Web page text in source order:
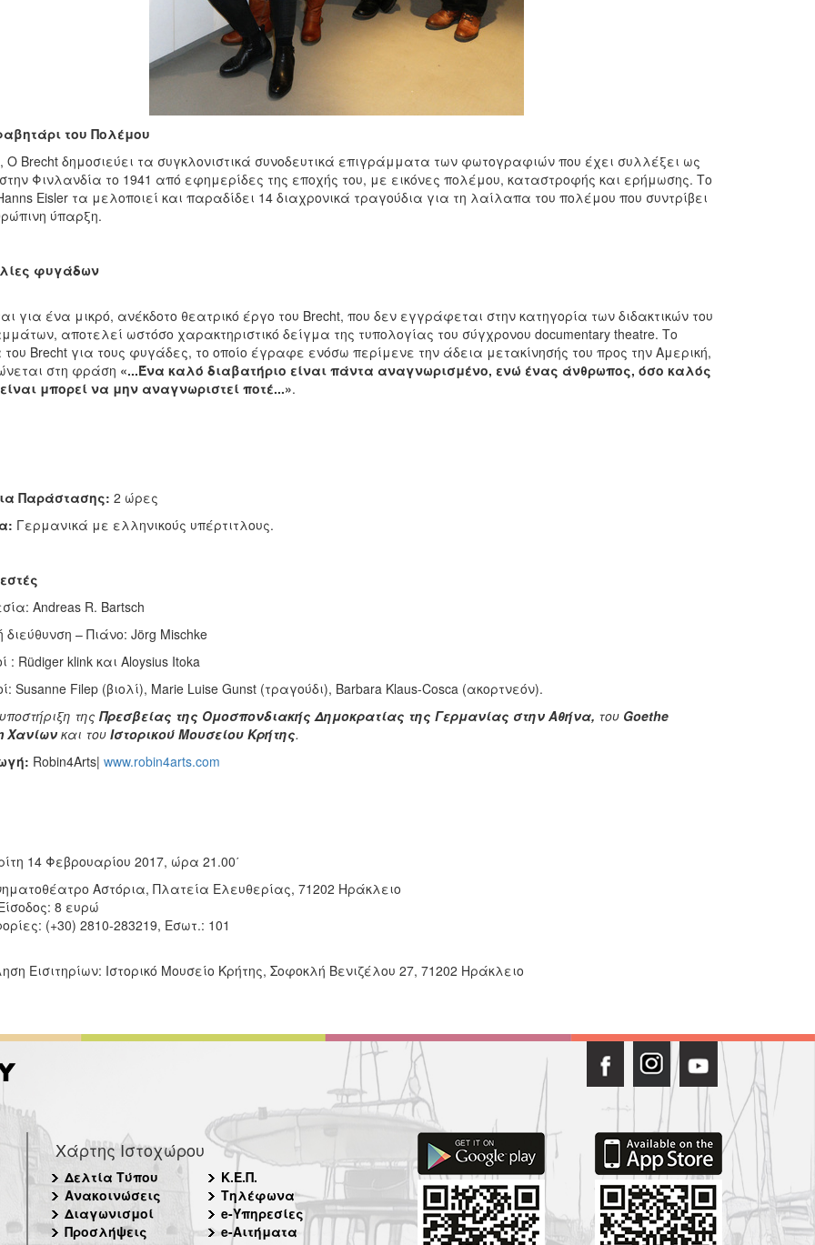
του Πολέμου
O Brecht δημοσιεύει τα συγκλονιστικά συνοδευτικά επιγράμματα των φωτογραφιών που έχει συλλέξει ως
Φινλανδία το 1941 από εφημερίδες της εποχής του, με εικόνες πολέμου, καταστροφής και ερήμωσης. Το
Eisler τα μελοποιεί και παραδίδει 14 διαχρονικά τραγούδια για τη λαίλαπα του πολέμου που συντρίβει
ύπαρξη.
φυγάδων
για ένα μικρό, ανέκδοτο θεατρικό έργο του Brecht, που δεν εγγράφεται στην κατηγορία των διδακτικών του
αποτελεί ωστόσο χαρακτηριστικό δείγμα της τυπολογίας του σύγχρονου documentary theatre. Το
Brecht για τους φυγάδες, το οποίο έγραφε ενόσω περίμενε την άδεια μετακίνησής του προς την Αμερική,
στη φράση «...Ένα καλό διαβατήριο είναι πάντα αναγνωρισμένο, ενώ ένας άνθρωπος, όσο καλός
μπορεί να μην αναγνωριστεί ποτέ...».
Παράστασης: 2 ώρες
Γερμανικά με ελληνικούς υπέρτιτλους.
Andreas R. Bartsch
διεύθυνση – Πιάνο: Jörg Mischke
: Rüdiger klink και Aloysius Itoka
Susanne Filep (βιολί), Marie Luise Gunst (τραγούδι), Barbara Klaus-Cosca (ακορτνεόν).
της Πρεσβείας της Ομοσπονδιακής Δημοκρατίας της Γερμανίας στην Αθήνα, του Goethe
Χανίων και του Ιστορικού Μουσείου Κρήτης.
Robin4Arts| www.robin4arts.com
14 Φεβρουαρίου 2017, ώρα 21.00΄
Αστόρια, Πλατεία Ελευθερίας, 71202 Ηράκλειο
8 ευρώ
(+30) 2810-283219, Εσωτ.: 101
Εισιτηρίων: Ιστορικό Μουσείο Κρήτης, Σοφοκλή Βενιζέλου 27, 71202 Ηράκλειο
Χάρτης Ιστοχώρου
Δελτία Τύπου
Ανακοινώσεις
Διαγωνισμοί
Προσλήψεις
Κ.Ε.Π.
Τηλέφωνα
e-Υπηρεσίες
e-Αιτήματα